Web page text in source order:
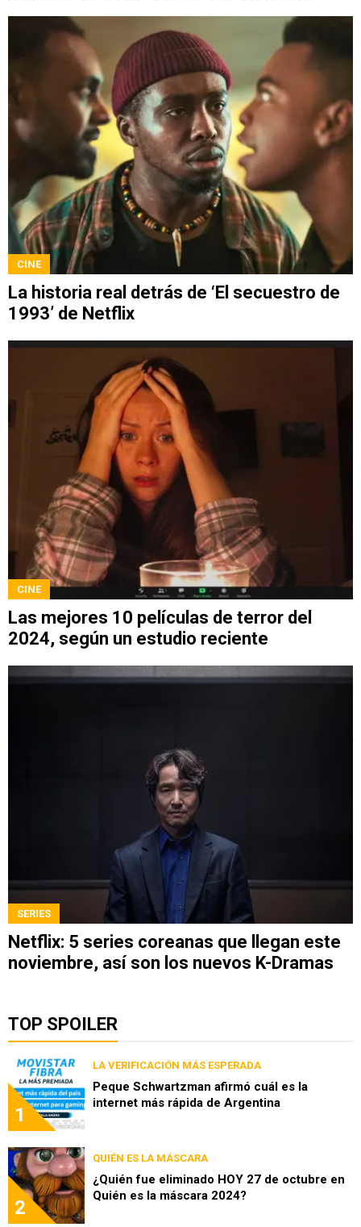
CINE
La historia real detrás de ‘El secuestro de
1993’ de Netflix
CINE
Las mejores 10 películas de terror del
2024, según un estudio reciente
SERIES
Netflix: 5 series coreanas que llegan este
noviembre, así son los nuevos K-Dramas
TOP SPOILER
1
LA VERIFICACIÓN MÁS ESPERADA
Peque Schwartzman afirmó cuál es la
internet más rápida de Argentina
2
QUIÉN ES LA MÁSCARA
¿Quién fue eliminado HOY 27 de octubre en
Quién es la máscara 2024?